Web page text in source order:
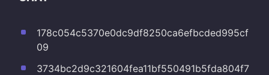
178c054c5370e0dc9df8250ca6efbcded995cf
09
3734bc2d9c321604fea11bf550491b5fda804f7